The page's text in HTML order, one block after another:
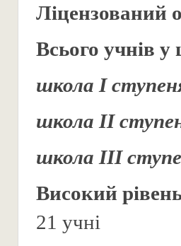
Ліцензований
Всього учнів у
школа І
школа ІІ
школа ІІІ
Високий
21 учні